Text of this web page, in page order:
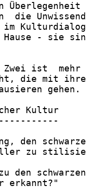
Überlegenheit
die
- sie
ist  mehr
die mit
gehen.
Kultur
den
zu
den
erkannt?"